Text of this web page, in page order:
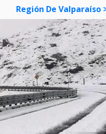
Región De Valparaíso